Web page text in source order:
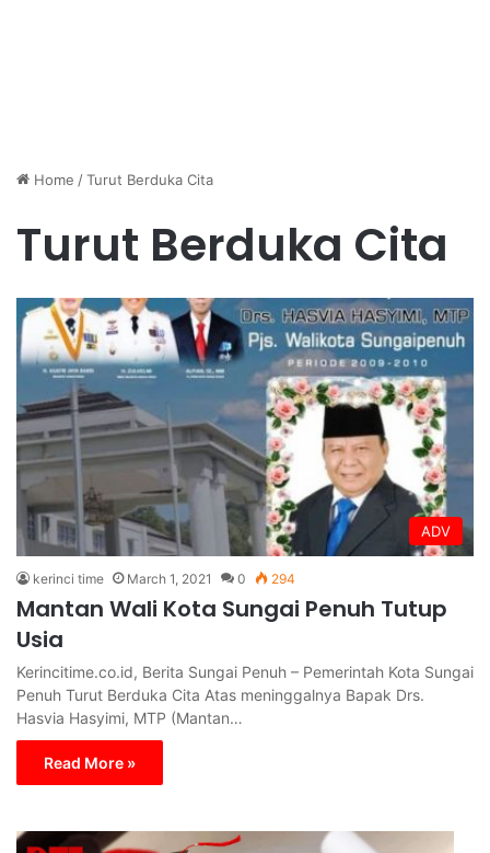
Home /Turut Berduka Cita
Turut Berduka Cita
ADV
kerinci time March 1, 2021 0 294
Mantan Wali Kota Sungai Penuh Tutup
Usia
Kerincitime.co.id, Berita Sungai Penuh – Pemerintah Kota Sungai
Penuh Turut Berduka Cita Atas meninggalnya Bapak Drs.
Hasvia Hasyimi, MTP (Mantan…
Read More »